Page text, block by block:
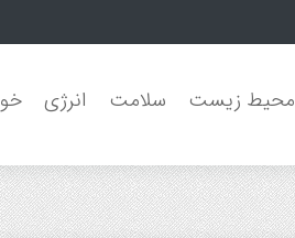
محیط زیست سلامت انرژی